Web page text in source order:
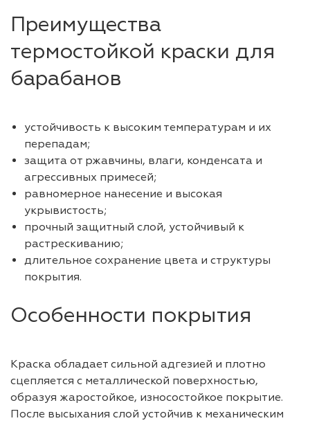
Преимущества
термостойкой краски для
барабанов
устойчивость к высоким температурам и их
перепадам;
защита от ржавчины, влаги, конденсата и
агрессивных примесей;
равномерное нанесение и высокая
укрывистость;
прочный защитный слой, устойчивый к
растрескиванию;
длительное сохранение цвета и структуры
покрытия.
Особенности покрытия
Краска обладает сильной адгезией и плотно
сцепляется с металлической поверхностью,
образуя жаростойкое, износостойкое покрытие.
После высыхания слой устойчив к механическим